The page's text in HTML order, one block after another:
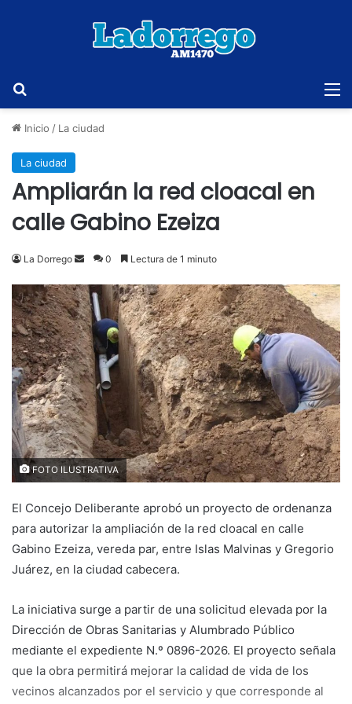
Inicio / La ciudad
La ciudad
Ampliarán la red cloacal en
calle Gabino Ezeiza
La Dorrego
Send
email
0 Lectura de 1 minuto
FOTO ILUSTRATIVA
El Concejo Deliberante aprobó un proyecto de ordenanza
para autorizar la ampliación de la red cloacal en calle
Gabino Ezeiza, vereda par, entre Islas Malvinas y Gregorio
Juárez, en la ciudad cabecera.
La iniciativa surge a partir de una solicitud elevada por la
Dirección de Obras Sanitarias y Alumbrado Público
mediante el expediente N.º 0896-2026. El proyecto señala
que la obra permitirá mejorar la calidad de vida de los
vecinos alcanzados por el servicio y que corresponde al